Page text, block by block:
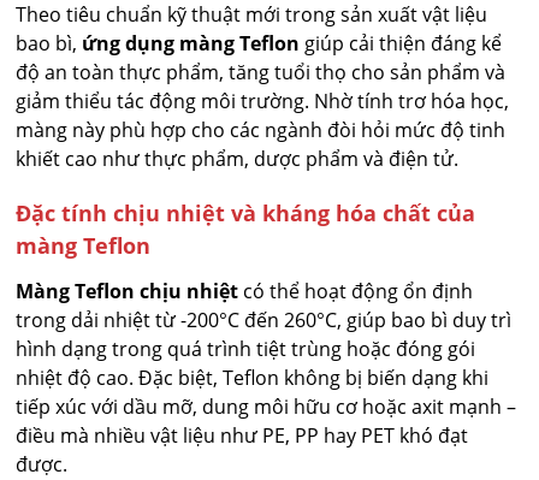
Theo tiêu chuẩn kỹ thuật mới trong sản xuất vật liệu
bao bì, ứng dụng màng Teflon giúp cải thiện đáng kể
độ an toàn thực phẩm, tăng tuổi thọ cho sản phẩm và
giảm thiểu tác động môi trường. Nhờ tính trơ hóa học,
màng này phù hợp cho các ngành đòi hỏi mức độ tinh
khiết cao như thực phẩm, dược phẩm và điện tử.
Đặc tính chịu nhiệt và kháng hóa chất của
màng Teflon
Màng Teflon chịu nhiệt có thể hoạt động ổn định
trong dải nhiệt từ -200°C đến 260°C, giúp bao bì duy trì
hình dạng trong quá trình tiệt trùng hoặc đóng gói
nhiệt độ cao. Đặc biệt, Teflon không bị biến dạng khi
tiếp xúc với dầu mỡ, dung môi hữu cơ hoặc axit mạnh –
điều mà nhiều vật liệu như PE, PP hay PET khó đạt
được.